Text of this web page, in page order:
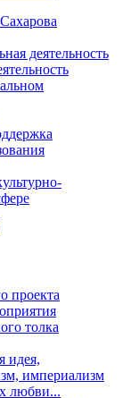
деятельность
проекта
толка
идея,
империализм
любви...